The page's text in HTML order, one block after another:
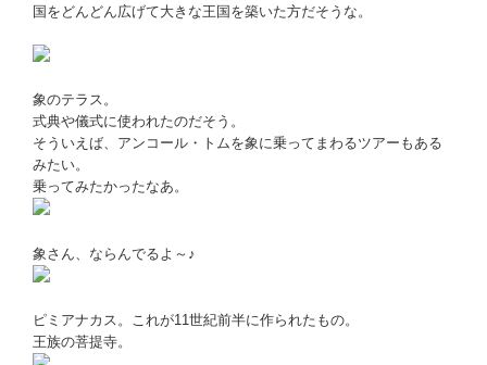
国をどんどん広げて大きな王国を築いた方だそうな。
象のテラス。
式典や儀式に使われたのだそう。
そういえば、アンコール・トムを象に乗ってまわるツアーもある
みたい。
乗ってみたかったなあ。
象さん、ならんでるよ～♪
ピミアナカス。これが11世紀前半に作られたもの。
王族の菩提寺。